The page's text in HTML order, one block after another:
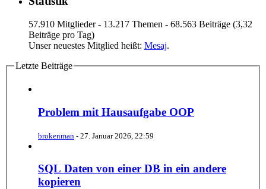
57.910 Mitglieder - 13.217 Themen - 68.563 Beiträge (3,32
Beiträge pro Tag)
Unser neuestes Mitglied heißt: Mesaj.
Letzte Beiträge
Problem mit Hausaufgabe OOP
brokenman - 27. Januar 2026, 22:59
SQL Daten von einer DB in ein andere
kopieren